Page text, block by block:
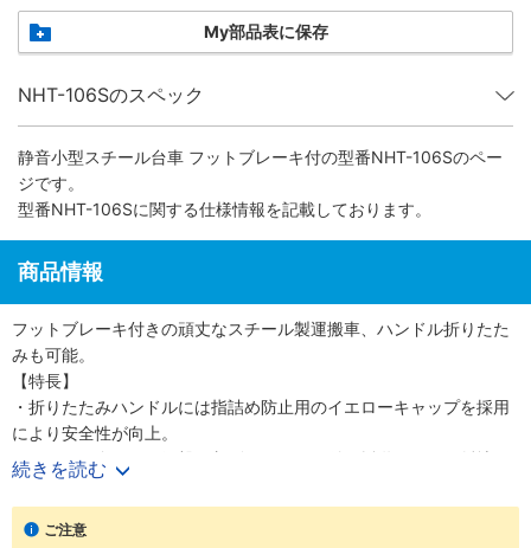
My部品表に保存
NHT-106Sのスペック
静音小型スチール台車 フットブレーキ付の型番NHT-106Sのペー
ジです。
型番NHT-106Sに関する仕様情報を記載しております。
商品情報
フットブレーキ付きの頑丈なスチール製運搬車、ハンドル折りたた
みも可能。
【特長】
・折りたたみハンドルには指詰め防止用のイエローキャップを採用
により安全性が向上。
・デッキの全周には衝撃吸収ゴムバンパー付、坂道などの傾斜地で
の利用にも便利なフットブレーキ付。
・床面高134mm、自重13kgの頑丈なスチール製台車。
・キャスターには床に黒いゴム跡がつきにくいノーマーキンググレ
続きを読む
ご注意